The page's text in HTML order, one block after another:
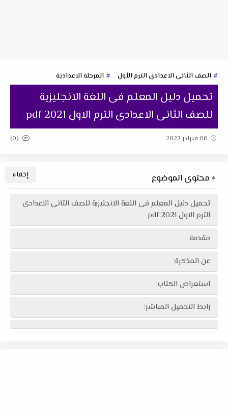
الصف الثانى الاعدادى الترم الأول المرحلة الاعدادية
تحميل دليل المعلم فى اللغة الانجليزية
للصف الثانى الاعدادى الترم الاول 2021 pdf
06 فبراير 2022 (0)
محتوى الموضوع
تحميل دليل المعلم فى اللغة الانجليزية للصف الثانى الاعدادى
الترم الاول 2021 pdf
مقدمة:
عن المذكرة:
استعراض الكتاب:
رابط التحميل المباشر: